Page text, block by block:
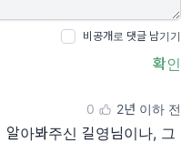
비공개로 댓글 남기기
확인
0 2년 이하 전
아봐주신 길영님이나, 그